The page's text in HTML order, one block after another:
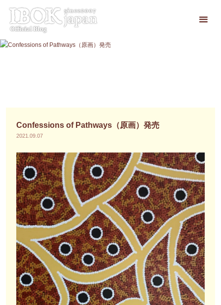
ツ
Confessions of Pathways（原画）発売
2021.09.07